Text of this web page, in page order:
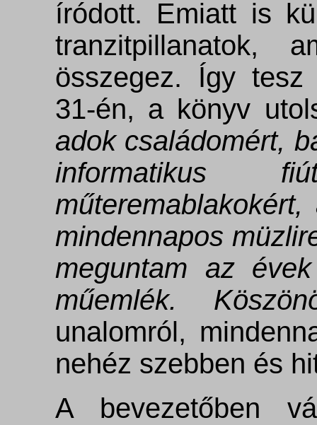
íródott. Emiatt is
tranzitpillanatok,
összegez. Így tesz
31-én, a könyv
adok családomért,
informatikus
mindennapos
meguntam az
műemlék.
unalomról,
nehéz szebben és
A bevezetőben